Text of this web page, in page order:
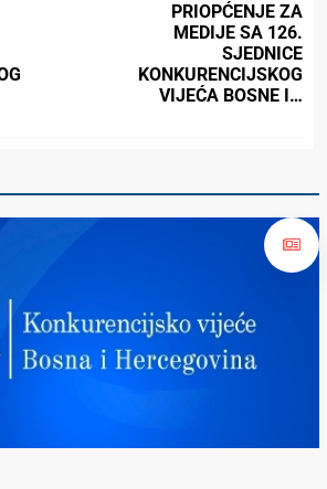
PRIOPĆENJE ZA
MEDIJE SA 126.
SJEDNICE
KONKURENCIJSKOG
VIJEĆA BOSNE I…